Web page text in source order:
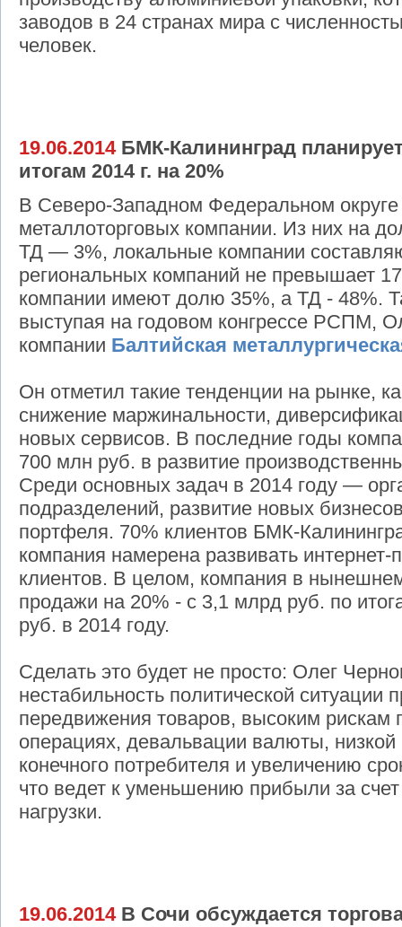
заводов в 24 странах мира с
человек.
19.06.2014БМК-Калининград
итогам 2014 г. на 20%
В Северо-Западном Федеральном
металлоторговых компании. Из них на
ТД — 3%, локальные компании
региональных компаний не превышает
компании имеют долю 35%, а ТД - 48%.
выступая на годовом конгрессе РСПМ,
компании Балтийская
Он отметил такие тенденции на рынке,
снижение маржинальности,
новых сервисов. В последние годы
700 млн руб. в развитие
Среди основных задач в 2014 году —
подразделений, развитие новых
портфеля. 70% клиентов БМК-
компания намерена развивать
клиентов. В целом, компания в
продажи на 20% - с 3,1 млрд руб. по
руб. в 2014 году.
Сделать это будет не просто: Олег
нестабильность политической ситуации
передвижения товаров, высоким рискам
операциях, девальвации валюты,
конечного потребителя и увеличению
что ведет к уменьшению прибыли за
нагрузки.
19.06.2014В Сочи обсуждается